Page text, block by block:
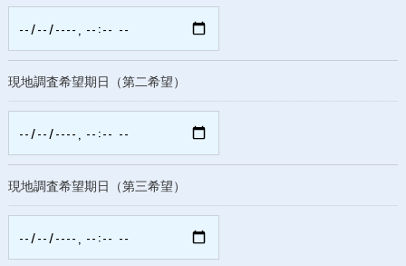
現地調査希望期日（第二希望）
現地調査希望期日（第三希望）